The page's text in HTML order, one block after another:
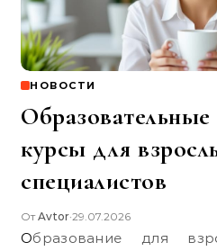
НОВОСТИ
курсы для
специалистов
ОтAvtor•29.07.2026
Образование для взрослых специалистов